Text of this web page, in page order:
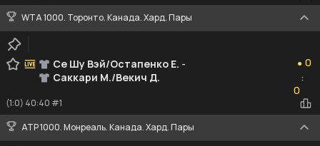
WTA 1000. Торонто. Канада. Хард. Пары
Се Шу Вэй/Остапенко Е. -
Саккари М./Векич Д.
● 0
:
0
(1:0) 40:40 #1
ATP 1000. Монреаль. Канада. Хард. Пары